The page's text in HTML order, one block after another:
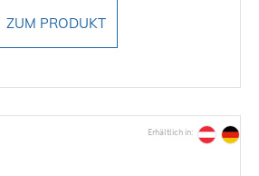
ZUM PRODUKT
Erhältlich in: